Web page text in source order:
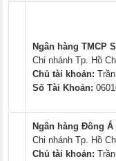
Ngân hàng TMCP
Chi nhánh Tp. Hồ
Chủ tài khoản:
Số Tài Khoản:
Ngân hàng Đông Á
Chi nhánh Tp. Hồ
Chủ tài khoản: